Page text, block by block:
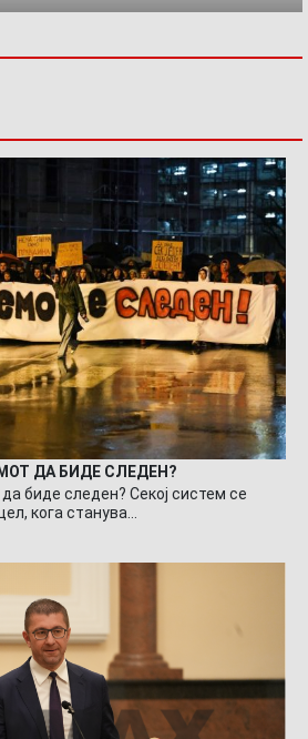
ДА БИДЕ СЛЕДЕН?
биде следен? Секој систем се
кога станува…